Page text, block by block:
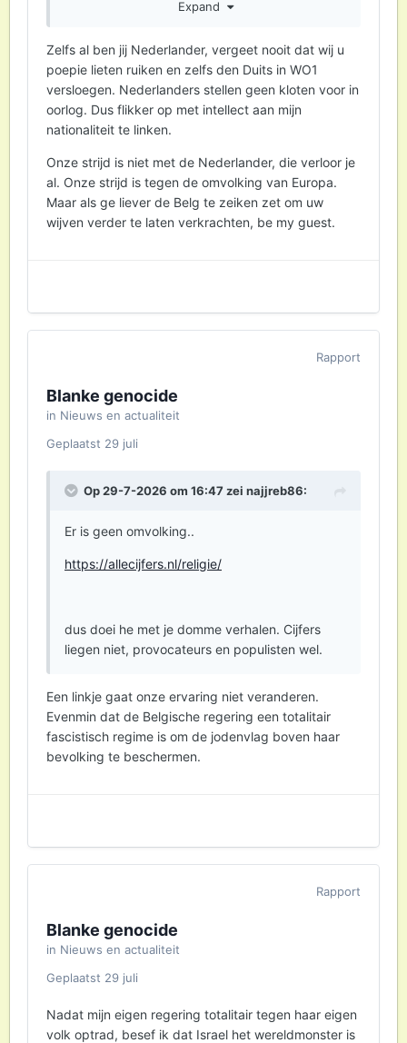
ervaring zal veranderen..
Je bent een beetje als de Nederlandse Schoof
(oud minister president) die zei "het volk voelt
een immigratiecrisis, dus er is een
immigratiecrisis".. Die snapte ook niks van
ervaringen.
Expand
Zelfs al ben jij Nederlander, vergeet nooit dat wij u
poepie lieten ruiken en zelfs den Duits in WO1
versloegen. Nederlanders stellen geen kloten voor in
oorlog. Dus flikker op met intellect aan mijn
nationaliteit te linken.
Onze strijd is niet met de Nederlander, die verloor je
al. Onze strijd is tegen de omvolking van Europa.
Maar als ge liever de Belg te zeiken zet om uw
wijven verder te laten verkrachten, be my guest.
Rapport
Blanke genocide
in Nieuws en actualiteit
Geplaatst 29 juli
Op 29-7-2026 om 16:47 zei najjreb86:
Er is geen omvolking..
https://allecijfers.nl/religie/
dus doei he met je domme verhalen. Cijfers
liegen niet, provocateurs en populisten wel.
Een linkje gaat onze ervaring niet veranderen.
Evenmin dat de Belgische regering een totalitair
fascistisch regime is om de jodenvlag boven haar
bevolking te beschermen.
Rapport
Blanke genocide
in Nieuws en actualiteit
Geplaatst 29 juli
Nadat mijn eigen regering totalitair tegen haar eigen
volk optrad, besef ik dat Israel het wereldmonster is